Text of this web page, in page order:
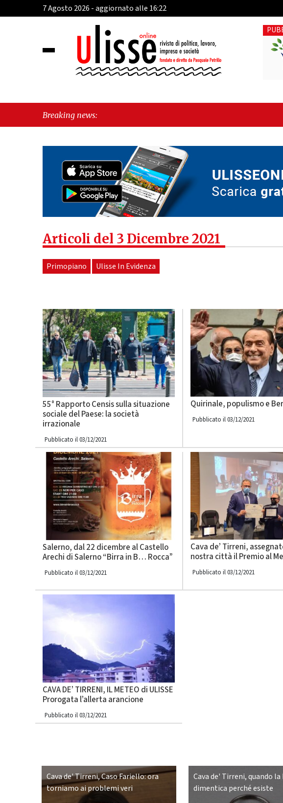
7 Agosto 2026 - aggiornato alle 16:22
Breaking news: "Cava de' Tirreni,
perché esiste"
Articoli del 3 Dicembre 2021
Primopiano Ulisse In Evidenza
55° Rapporto Censis sulla situazione
sociale del Paese: la società
irrazionale
Pubblicato il 03/12/2021
Quirinale, populismo e
Pubblicato il 03/12/2021
Salerno, dal 22 dicembre al Castello
Arechi di Salerno “Birra in B… Rocca”
Pubblicato il 03/12/2021
Cava de’ Tirreni,
nostra città il Premio al
Pubblicato il 03/12/2021
CAVA DE’ TIRRENI, IL METEO di ULISSE
Prorogata l’allerta arancione
Pubblicato il 03/12/2021
Cava de' Tirreni, Caso Fariello: ora
torniamo ai problemi veri
Cava de' Tirreni, quando
dimentica perché esiste